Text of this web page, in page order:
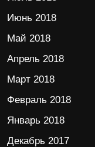
Июнь 2018
Май 2018
Апрель 2018
Март 2018
Февраль 2018
Январь 2018
Декабрь 2017